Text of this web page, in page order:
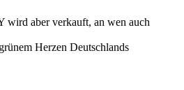
wird aber verkauft, an wen auch
Herzen Deutschlands